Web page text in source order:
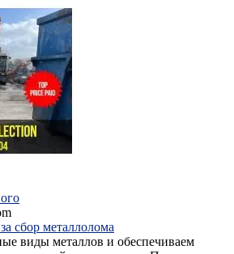
сбор металлолома
виды металлов и обеспечиваем